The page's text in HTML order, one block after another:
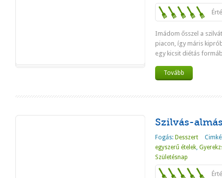
Imádom ősszel a
piacon, így máris
egy kicsit diétás
Tovább
Szilvás-
Fogás: Desszert
egyszerű ételek,
Születésnap